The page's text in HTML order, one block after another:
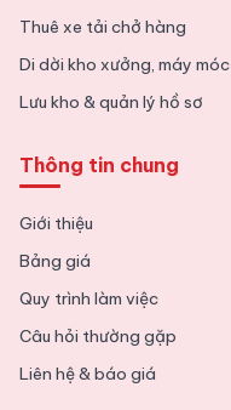
Thuê xe tải chở hàng
Di dời kho xưởng, máy móc
Lưu kho & quản lý hồ sơ
Thông tin chung
Giới thiệu
Bảng giá
Quy trình làm việc
Câu hỏi thường gặp
Liên hệ & báo giá